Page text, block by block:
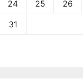
24 25 26
31